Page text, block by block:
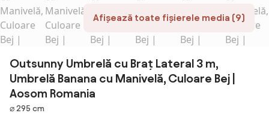
Afișează toate fișierele media (9)
Outsunny Umbrelă cu Braț Lateral 3 m,
Umbrelă Banana cu Manivelă, Culoare Bej |
Aosom Romania
Dimensiuni
⌀ 295 cm